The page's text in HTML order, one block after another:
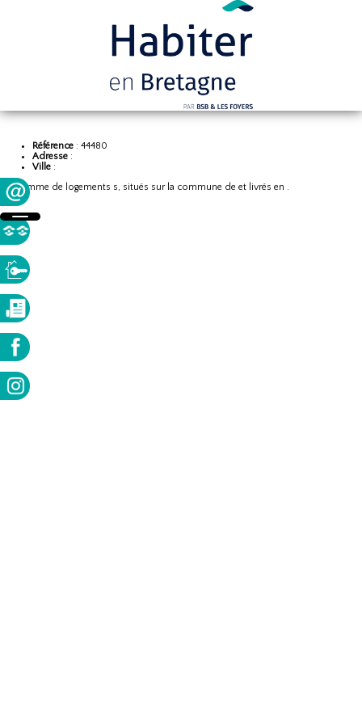
Référence : 44480
Adresse :
Ville :
Programme de logements s, situés sur la commune de et livrés en .